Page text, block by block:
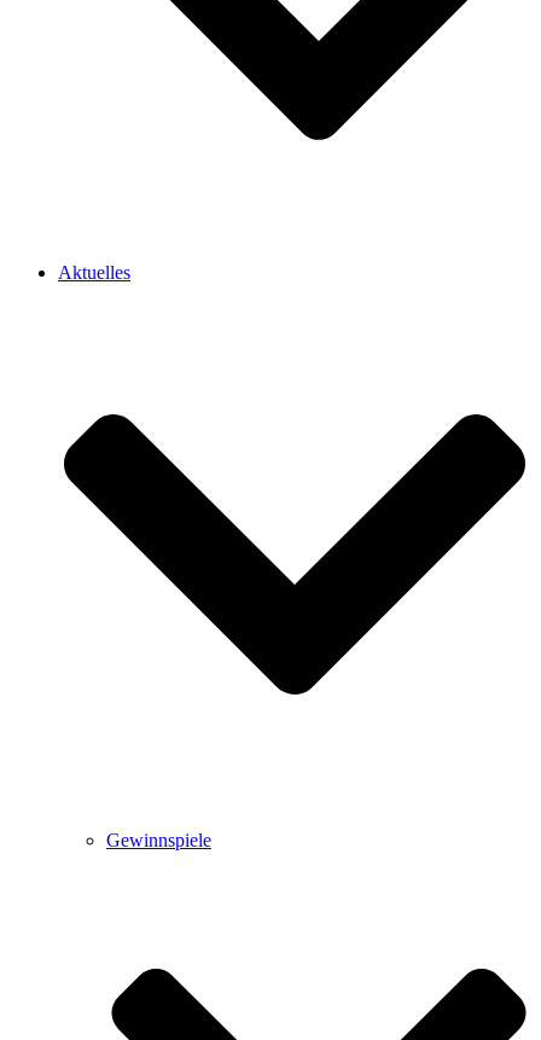
Aktuelles
Gewinnspiele